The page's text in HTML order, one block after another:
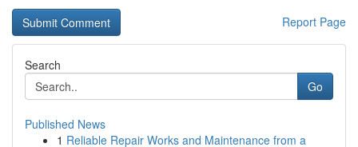
Report Page
Search
Go
Published News
1 Reliable Repair Works and Maintenance from a